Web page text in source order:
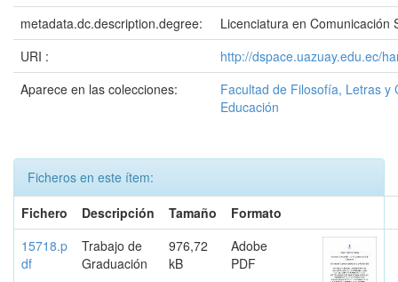
metadata.dc.description.degree:
Licenciatura en Comunicación
URI :
http://dspace.uazuay.edu.ec/
Aparece en las colecciones:
Facultad de Filosofía, Letras y
Educación
Ficheros en este ítem:
Fichero
Descripción Tamaño
Formato
15718.p
df
Trabajo de
Graduación
976,72
kB
Adobe
PDF